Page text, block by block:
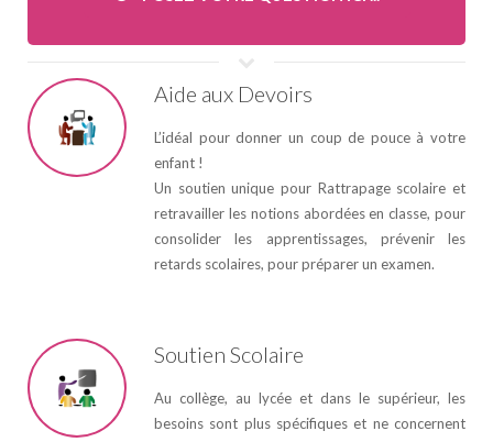
Aide aux Devoirs
L’idéal pour donner un coup de pouce à votre
enfant !
Un soutien unique pour Rattrapage scolaire et
retravailler les notions abordées en classe, pour
consolider les apprentissages, prévenir les
retards scolaires, pour préparer un examen.
Soutien Scolaire
Au collège, au lycée et dans le supérieur, les
besoins sont plus spécifiques et ne concernent